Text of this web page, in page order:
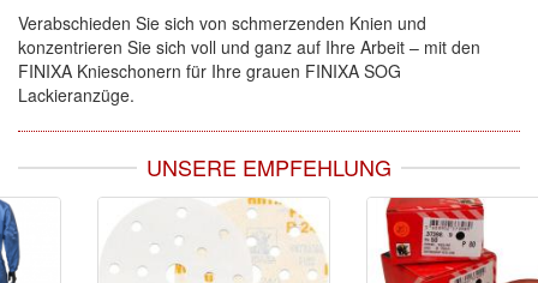
Verabschieden Sie sich von schmerzenden Knien und
konzentrieren Sie sich voll und ganz auf Ihre Arbeit – mit den
FINIXA Knieschonern für Ihre grauen FINIXA SOG
Lackieranzüge.
UNSERE EMPFEHLUNG